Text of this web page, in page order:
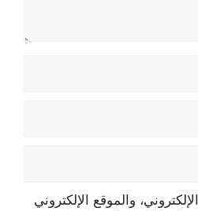
والموقع الإلكتروني